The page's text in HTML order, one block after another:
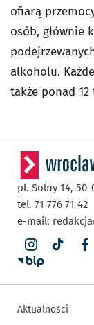
ofiarą
osób, głównie
alkoholu.
także ponad
pl. Solny 14, 50-
tel. 71 776 71 42
e-mail:
Aktualności